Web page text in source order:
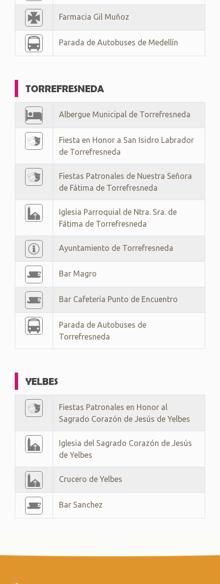
Farmacia Gil Muñoz
Parada de Autobuses de Medellín
TORREFRESNEDA
Albergue Municipal de Torrefresneda
Fiesta en Honor a San Isidro Labrador
de Torrefresneda
Fiestas Patronales de Nuestra Señora
de Fátima de Torrefresneda
Iglesia Parroquial de Ntra. Sra. de
Fátima de Torrefresneda
Ayuntamiento de Torrefresneda
Bar Magro
Bar Cafetería Punto de Encuentro
Parada de Autobuses de
Torrefresneda
YELBES
Fiestas Patronales en Honor al
Sagrado Corazón de Jesús de Yelbes
Iglesia del Sagrado Corazón de Jesús
de Yelbes
Crucero de Yelbes
Bar Sanchez